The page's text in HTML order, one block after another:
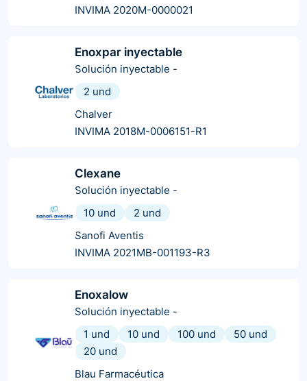
INVIMA 2020M-0000021
Enoxpar inyectable
Solución inyectable -
2 und
Chalver
INVIMA 2018M-0006151-R1
Clexane
Solución inyectable -
10 und
2 und
Sanofi Aventis
INVIMA 2021MB-001193-R3
Enoxalow
Solución inyectable -
1 und
10 und 100 und
50 und
20 und
Blau Farmacéutica